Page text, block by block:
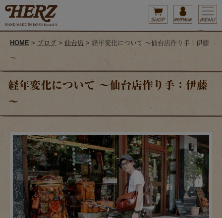
HOME > ブログ > 仙台店 > 経年変化について ～仙台店作り手：伊藤
～
経年変化について ～仙台店作り手：伊藤
～